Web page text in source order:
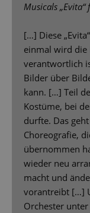
Musicals „Evita“
[…] Diese
einmal wird die
verantwortlich
Bilder über
kann. […] Teil
Kostüme, bei
durfte. Das
Choreografie,
übernommen
wieder neu
macht und
vorantreibt […]
Orchester